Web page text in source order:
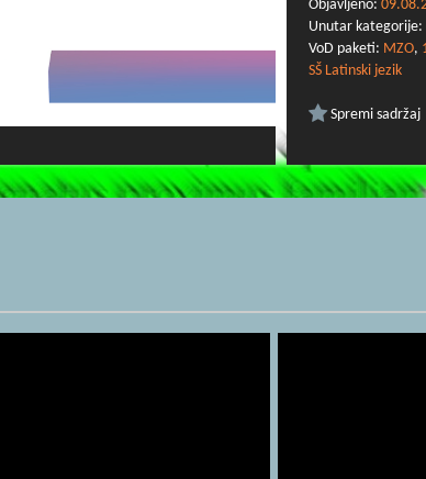
Objavljeno:
Unutar kategorije:
VoD paketi: MZO,
SŠ Latinski jezik
Spremi sadržaj